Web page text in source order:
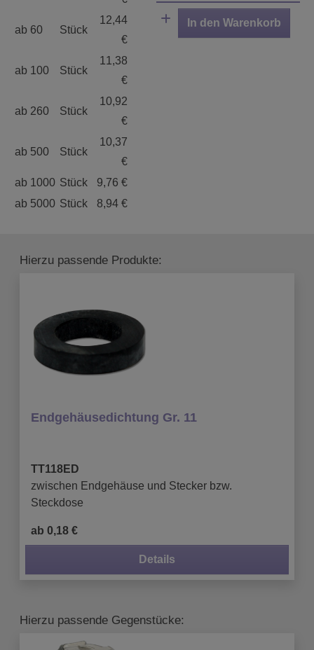
ab 60 Stück
12,44
€
ab 100 Stück
11,38
€
ab 260 Stück
10,92
€
ab 500 Stück
10,37
€
ab 1000 Stück
9,76 €
ab 5000 Stück 8,94 €
In den Warenkorb
Hierzu passende Produkte:
Endgehäusedichtung Gr. 11
TT118ED
zwischen Endgehäuse und Stecker bzw.
Steckdose
ab 0,18 €
Details
Hierzu passende Gegenstücke: